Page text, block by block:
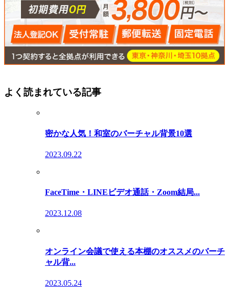
よく読まれている記事
密かな人気！和室のバーチャル背景10選
2023.09.22
FaceTime・LINEビデオ通話・Zoom結局...
2023.12.08
オンライン会議で使える本棚のオススメのバーチ
ャル背...
2023.05.24